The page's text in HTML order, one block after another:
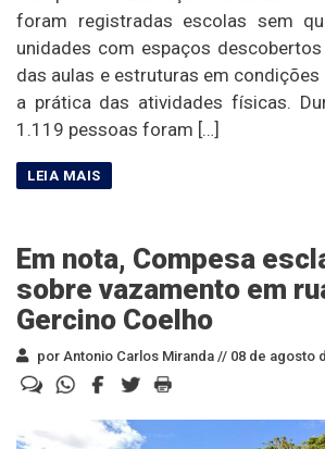
foram registradas escolas sem
unidades com espaços
das aulas e estruturas em condições
a prática das atividades físicas.
1.119 pessoas foram […]
Em nota, Compesa
sobre vazamento em
Gercino Coelho
por Antonio Carlos Miranda // 08 de agosto